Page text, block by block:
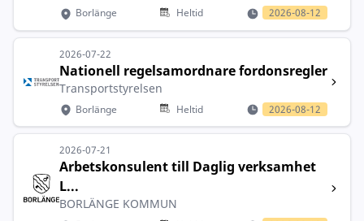
Borlänge Heltid 2026-08-12
2026-07-22
Nationell regelsamordnare fordonsregler
Transportstyrelsen
Borlänge Heltid 2026-08-12
2026-07-21
Arbetskonsulent till Daglig verksamhet
L...
BORLÄNGE KOMMUN